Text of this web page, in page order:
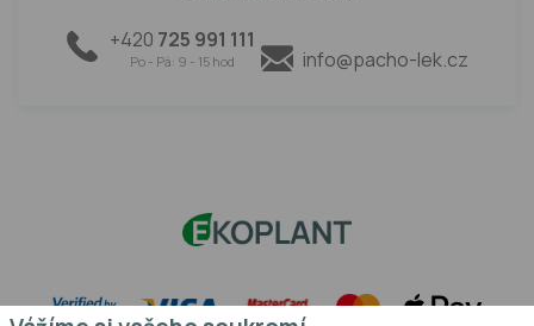
+420 725 991 111
Po - Pá: 9 - 15 hod info@pacho-lek.cz